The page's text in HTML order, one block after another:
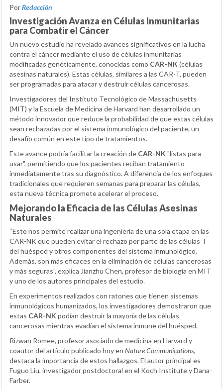
PorRedacción
Investigación Avanza en Células Inmunitarias
para Combatir el Cáncer
Un nuevo estudio ha revelado avances significativos en la lucha
contra el cáncer mediante el uso de células inmunitarias
modificadas genéticamente, conocidas como CAR-NK (células
asesinas naturales). Estas células, similares a las CAR-T, pueden
ser programadas para atacar y destruir células cancerosas.
Investigadores del Instituto Tecnológico de Massachusetts
(MIT) y la Escuela de Medicina de Harvard han desarrollado un
método innovador que reduce la probabilidad de que estas células
sean rechazadas por el sistema inmunológico del paciente, un
desafío común en este tipo de tratamientos.
Este avance podría facilitar la creación de CAR-NK "listas para
usar", permitiendo que los pacientes reciban tratamiento
inmediatamente tras su diagnóstico. A diferencia de los enfoques
tradicionales que requieren semanas para preparar las células,
esta nueva técnica promete acelerar el proceso.
Mejorando la Eficacia de las Células Asesinas
Naturales
“Esto nos permite realizar una ingeniería de una sola etapa en las
CAR-NK que pueden evitar el rechazo por parte de las células T
del huésped y otros componentes del sistema inmunológico.
Además, son más eficaces en la eliminación de células cancerosas
y más seguras”, explica Jianzhu Chen, profesor de biología en MIT
y uno de los autores principales del estudio.
En experimentos realizados con ratones que tienen sistemas
inmunológicos humanizados, los investigadores demostraron que
estas CAR-NK podían destruir la mayoría de las células
cancerosas mientras evadían el sistema inmune del huésped.
Rizwan Romee, profesor asociado de medicina en Harvard y
coautor del artículo publicado hoy en Nature Communications,
destaca la importancia de estos hallazgos. El autor principal es
Fuguo Liu, investigador postdoctoral en el Koch Institute y Dana-
Farber.